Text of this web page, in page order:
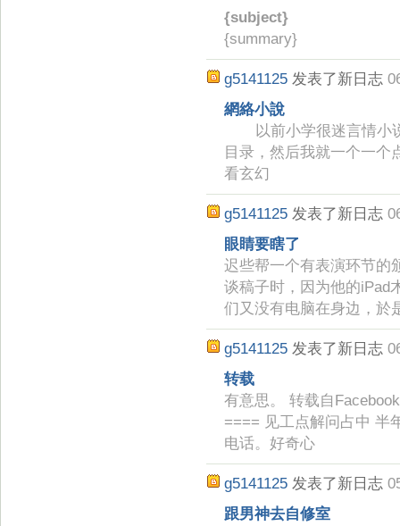
{subject}
{summary}
g5141125 发表了新日志
網絡小說
以前小学很迷言情小说
目录，然后我就一个一个
看玄幻
g5141125 发表了新日志
眼睛要瞎了
迟些帮一个有表演环节的
谈稿子时，因为他的iPad
们又没有电脑在身边，於
g5141125 发表了新日志
转载
有意思。 转载自
==== 见工点解问占中 半
电话。好奇心
g5141125 发表了新日志
跟男神去自修室